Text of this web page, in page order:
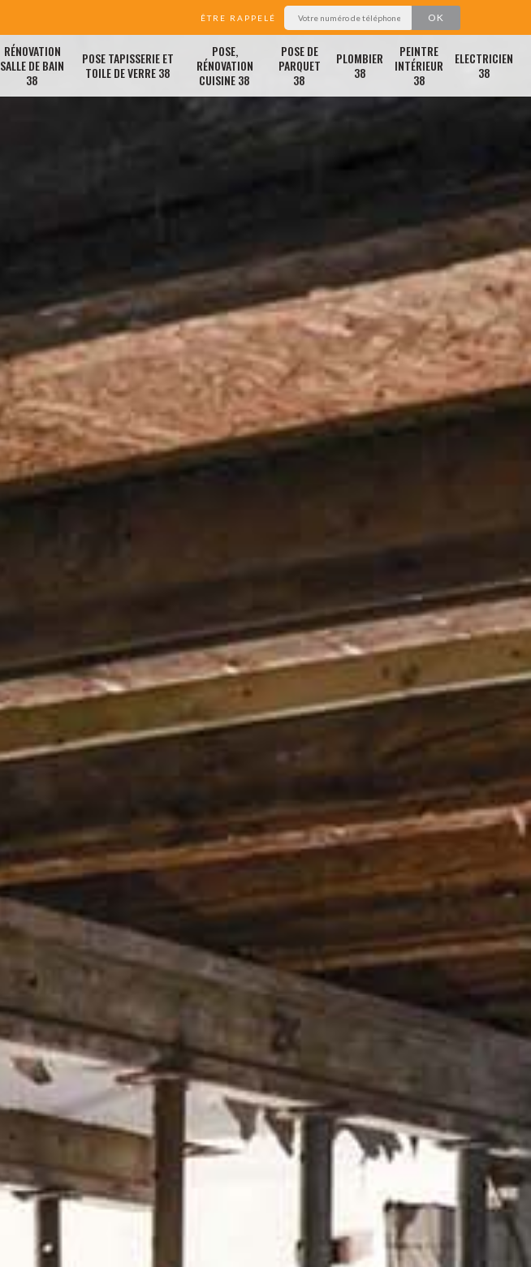
ÊTRE RAPPELÉ
RÉNOVATION
SALLE DE BAIN
38
POSE TAPISSERIE ET
TOILE DE VERRE 38
POSE,
RÉNOVATION
CUISINE 38
POSE DE
PARQUET
38
PLOMBIER
38
PEINTRE
INTÉRIEUR
38
ELECTRICIEN
38